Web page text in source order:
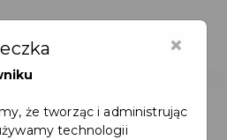
×
że tworząc i administrując
technologii